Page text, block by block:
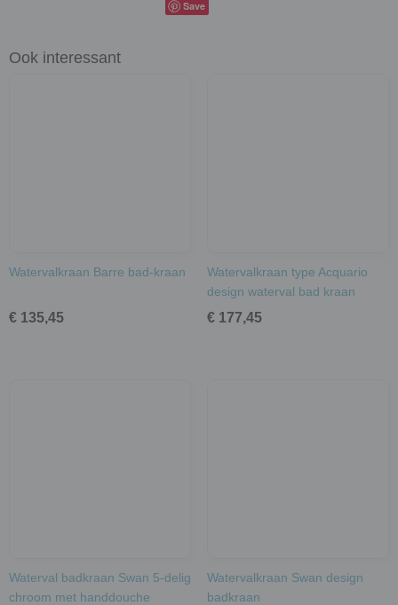
Save
Ook interessant
Watervalkraan Barre bad-kraan
€ 135,45
Watervalkraan type Acquario
design waterval bad kraan
€ 177,45
Waterval badkraan Swan 5-delig
chroom met handdouche
Watervalkraan Swan design
badkraan